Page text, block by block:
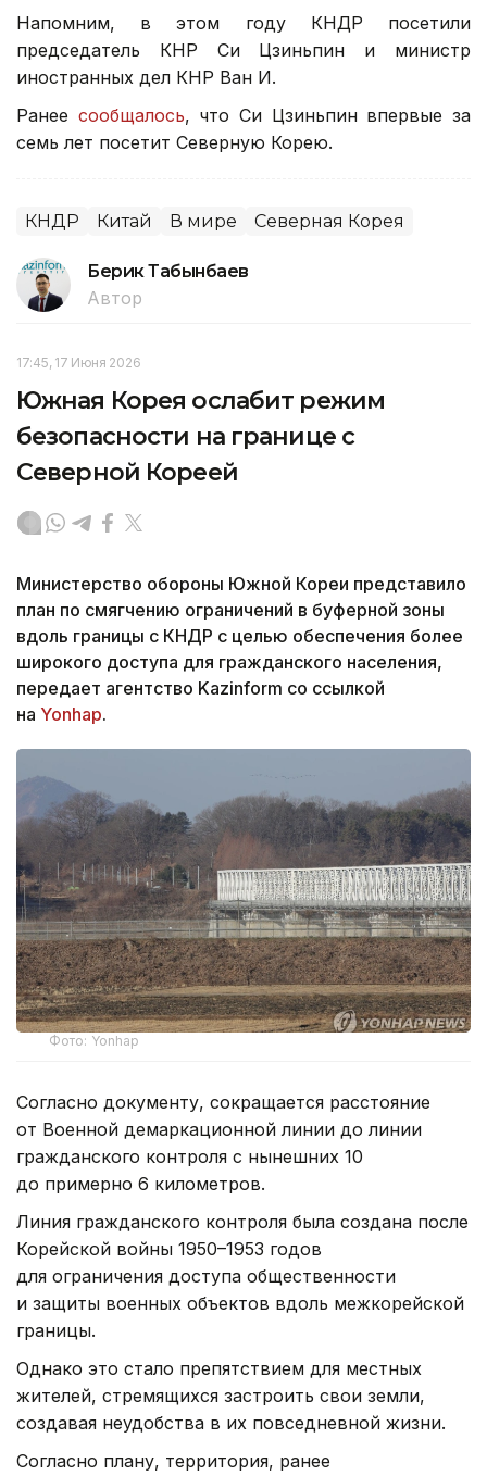
Напомним, в этом году КНДР посетили
председатель КНР Си Цзиньпин и министр
иностранных дел КНР Ван И.
Ранее сообщалось, что Си Цзиньпин впервые за
семь лет посетит Северную Корею.
КНДР Китай В мире Северная Корея
Берик Табынбаев
Автор
17:45, 17 Июня 2026
Южная Корея ослабит режим
безопасности на границе с
Северной Кореей
Министерство обороны Южной Кореи представило
план по смягчению ограничений в буферной зоны
вдоль границы с КНДР с целью обеспечения более
широкого доступа для гражданского населения,
передает агентство Kazinform со ссылкой
на Yonhap.
Фото: Yonhap
Согласно документу, сокращается расстояние
от Военной демаркационной линии до линии
гражданского контроля с нынешних 10
до примерно 6 километров.
Линия гражданского контроля была создана после
Корейской войны 1950–1953 годов
для ограничения доступа общественности
и защиты военных объектов вдоль межкорейской
границы.
Однако это стало препятствием для местных
жителей, стремящихся застроить свои земли,
создавая неудобства в их повседневной жизни.
Согласно плану, территория, ранее